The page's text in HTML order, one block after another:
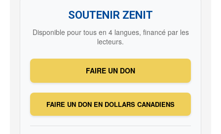
SOUTENIR ZENIT
Disponible pour tous en 4 langues, financé par les
lecteurs.
FAIRE UN DON
FAIRE UN DON EN DOLLARS CANADIENS